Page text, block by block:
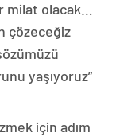
milat olacak…
çözeceğiz
yaşıyoruz”
için adım